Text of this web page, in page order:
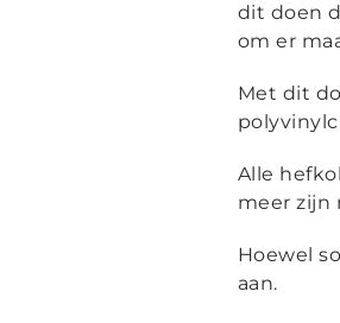
dit doen
om er
Met dit
Alle
meer zijn
Hoewel
aan.